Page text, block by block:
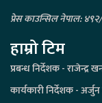
प्रेस काउन्सिल नेपाल:
हाम्रो टिम
प्रबन्ध निर्देशक - राजेन्द्र
कार्यकारी निर्देशक -